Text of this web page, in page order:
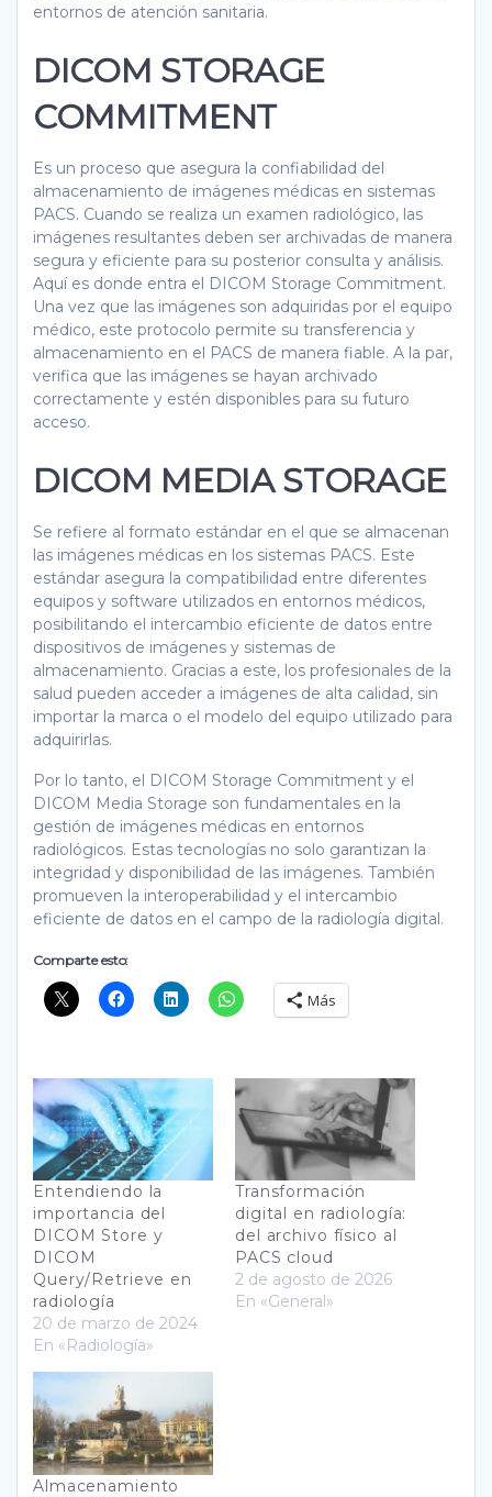
entornos de atención sanitaria.
DICOM STORAGE
COMMITMENT
Es un proceso que asegura la confiabilidad del
almacenamiento de imágenes médicas en sistemas
PACS. Cuando se realiza un examen radiológico, las
imágenes resultantes deben ser archivadas de manera
segura y eficiente para su posterior consulta y análisis.
Aquí es donde entra el DICOM Storage Commitment.
Una vez que las imágenes son adquiridas por el equipo
médico, este protocolo permite su transferencia y
almacenamiento en el PACS de manera fiable. A la par,
verifica que las imágenes se hayan archivado
correctamente y estén disponibles para su futuro
acceso.
DICOM MEDIA STORAGE
Se refiere al formato estándar en el que se almacenan
las imágenes médicas en los sistemas PACS. Este
estándar asegura la compatibilidad entre diferentes
equipos y software utilizados en entornos médicos,
posibilitando el intercambio eficiente de datos entre
dispositivos de imágenes y sistemas de
almacenamiento. Gracias a este, los profesionales de la
salud pueden acceder a imágenes de alta calidad, sin
importar la marca o el modelo del equipo utilizado para
adquirirlas.
Por lo tanto, el DICOM Storage Commitment y el
DICOM Media Storage son fundamentales en la
gestión de imágenes médicas en entornos
radiológicos. Estas tecnologías no solo garantizan la
integridad y disponibilidad de las imágenes. También
promueven la interoperabilidad y el intercambio
eficiente de datos en el campo de la radiología digital.
Comparte esto:
Más
Entendiendo la
importancia del
DICOM Store y
DICOM
Query/Retrieve en
radiología
20 de marzo de 2024
En «Radiología»
Transformación
digital en radiología:
del archivo físico al
PACS cloud
2 de agosto de 2026
En «General»
Almacenamiento